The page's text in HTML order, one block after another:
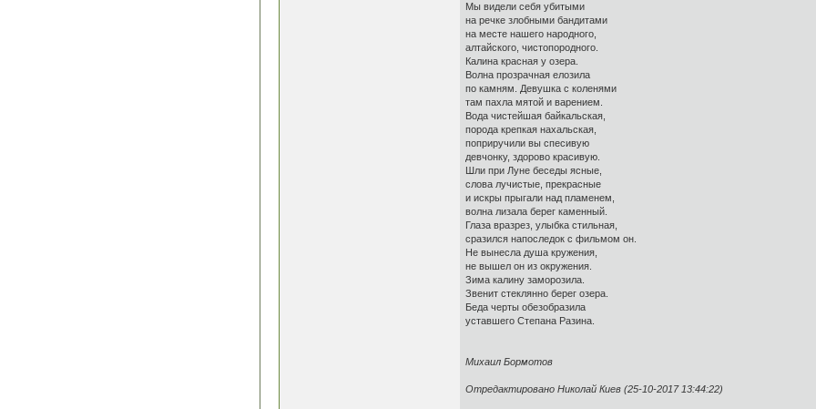
Мы видели себя убитыми
на речке злобными бандитами
на месте нашего народного,
алтайского, чистопородного.
Калина красная у озера.
Волна прозрачная елозила
по камням. Девушка с коленями
там пахла мятой и варением.
Вода чистейшая байкальская,
порода крепкая нахальская,
поприручили вы спесивую
девчонку, здорово красивую.
Шли при Луне беседы ясные,
слова лучистые, прекрасные
и искры прыгали над пламенем,
волна лизала берег каменный.
Глаза вразрез, улыбка стильная,
сразился напоследок с фильмом он.
Не вынесла душа кружения,
не вышел он из окружения.
Зима калину заморозила.
Звенит стеклянно берег озера.
Беда черты обезобразила
уставшего Степана Разина.
Михаил Бормотов
Отредактировано Николай Киев (25-10-2017 13:44:22)